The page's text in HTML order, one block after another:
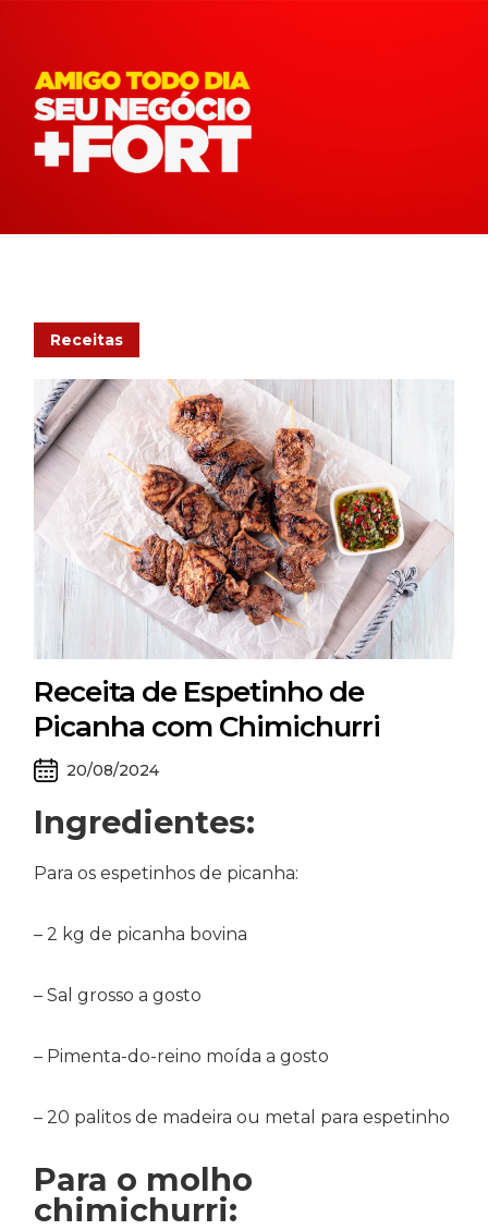
Receitas
Receita de Espetinho de
Picanha com Chimichurri
20/08/2024
Ingredientes:
Para os espetinhos de picanha:
– 2 kg de picanha bovina
– Sal grosso a gosto
– Pimenta-do-reino moída a gosto
– 20 palitos de madeira ou metal para espetinho
Para o molho
chimichurri: